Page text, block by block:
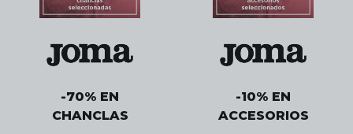
-70% EN
CHANCLAS
-10% EN
ACCESORIOS